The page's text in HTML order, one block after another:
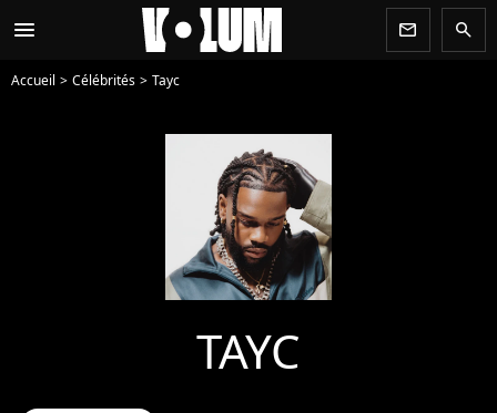
menu newsletter search
Accueil Célébrités Tayc
TAYC